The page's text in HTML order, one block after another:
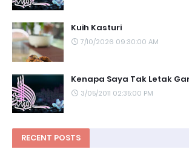
Kuih Kasturi
7/10/2026 09:30:00 AM
Kenapa Saya Tak Letak
3/05/2011 02:35:00 PM
RECENT POSTS